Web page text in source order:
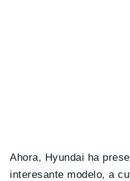
Ahora, Hyundai ha
interesante modelo, a